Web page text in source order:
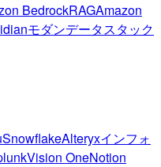
BedrockRAGAmazon
モダンデータスタック
SnowflakeAlteryxインフォ
Vision OneNotion